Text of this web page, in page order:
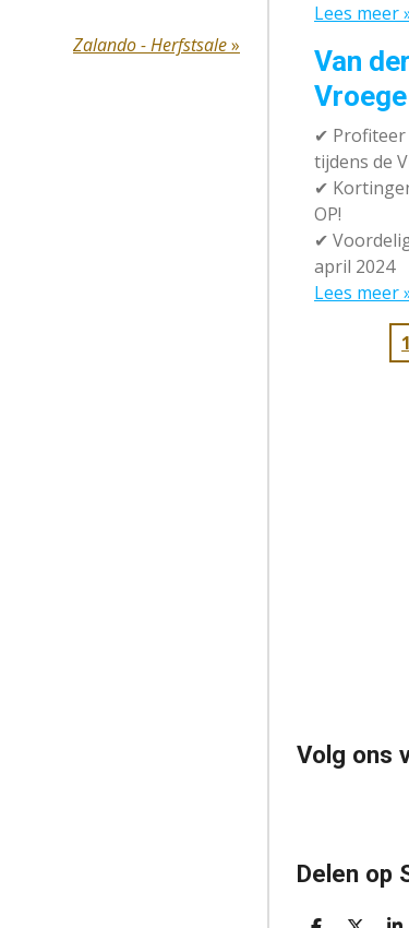
Zalando - Herfstsale»
Lees meer
Van
✔
tijdens de
✔
OP!
✔
april 2024
Lees meer
1
Volg ons
Delen op